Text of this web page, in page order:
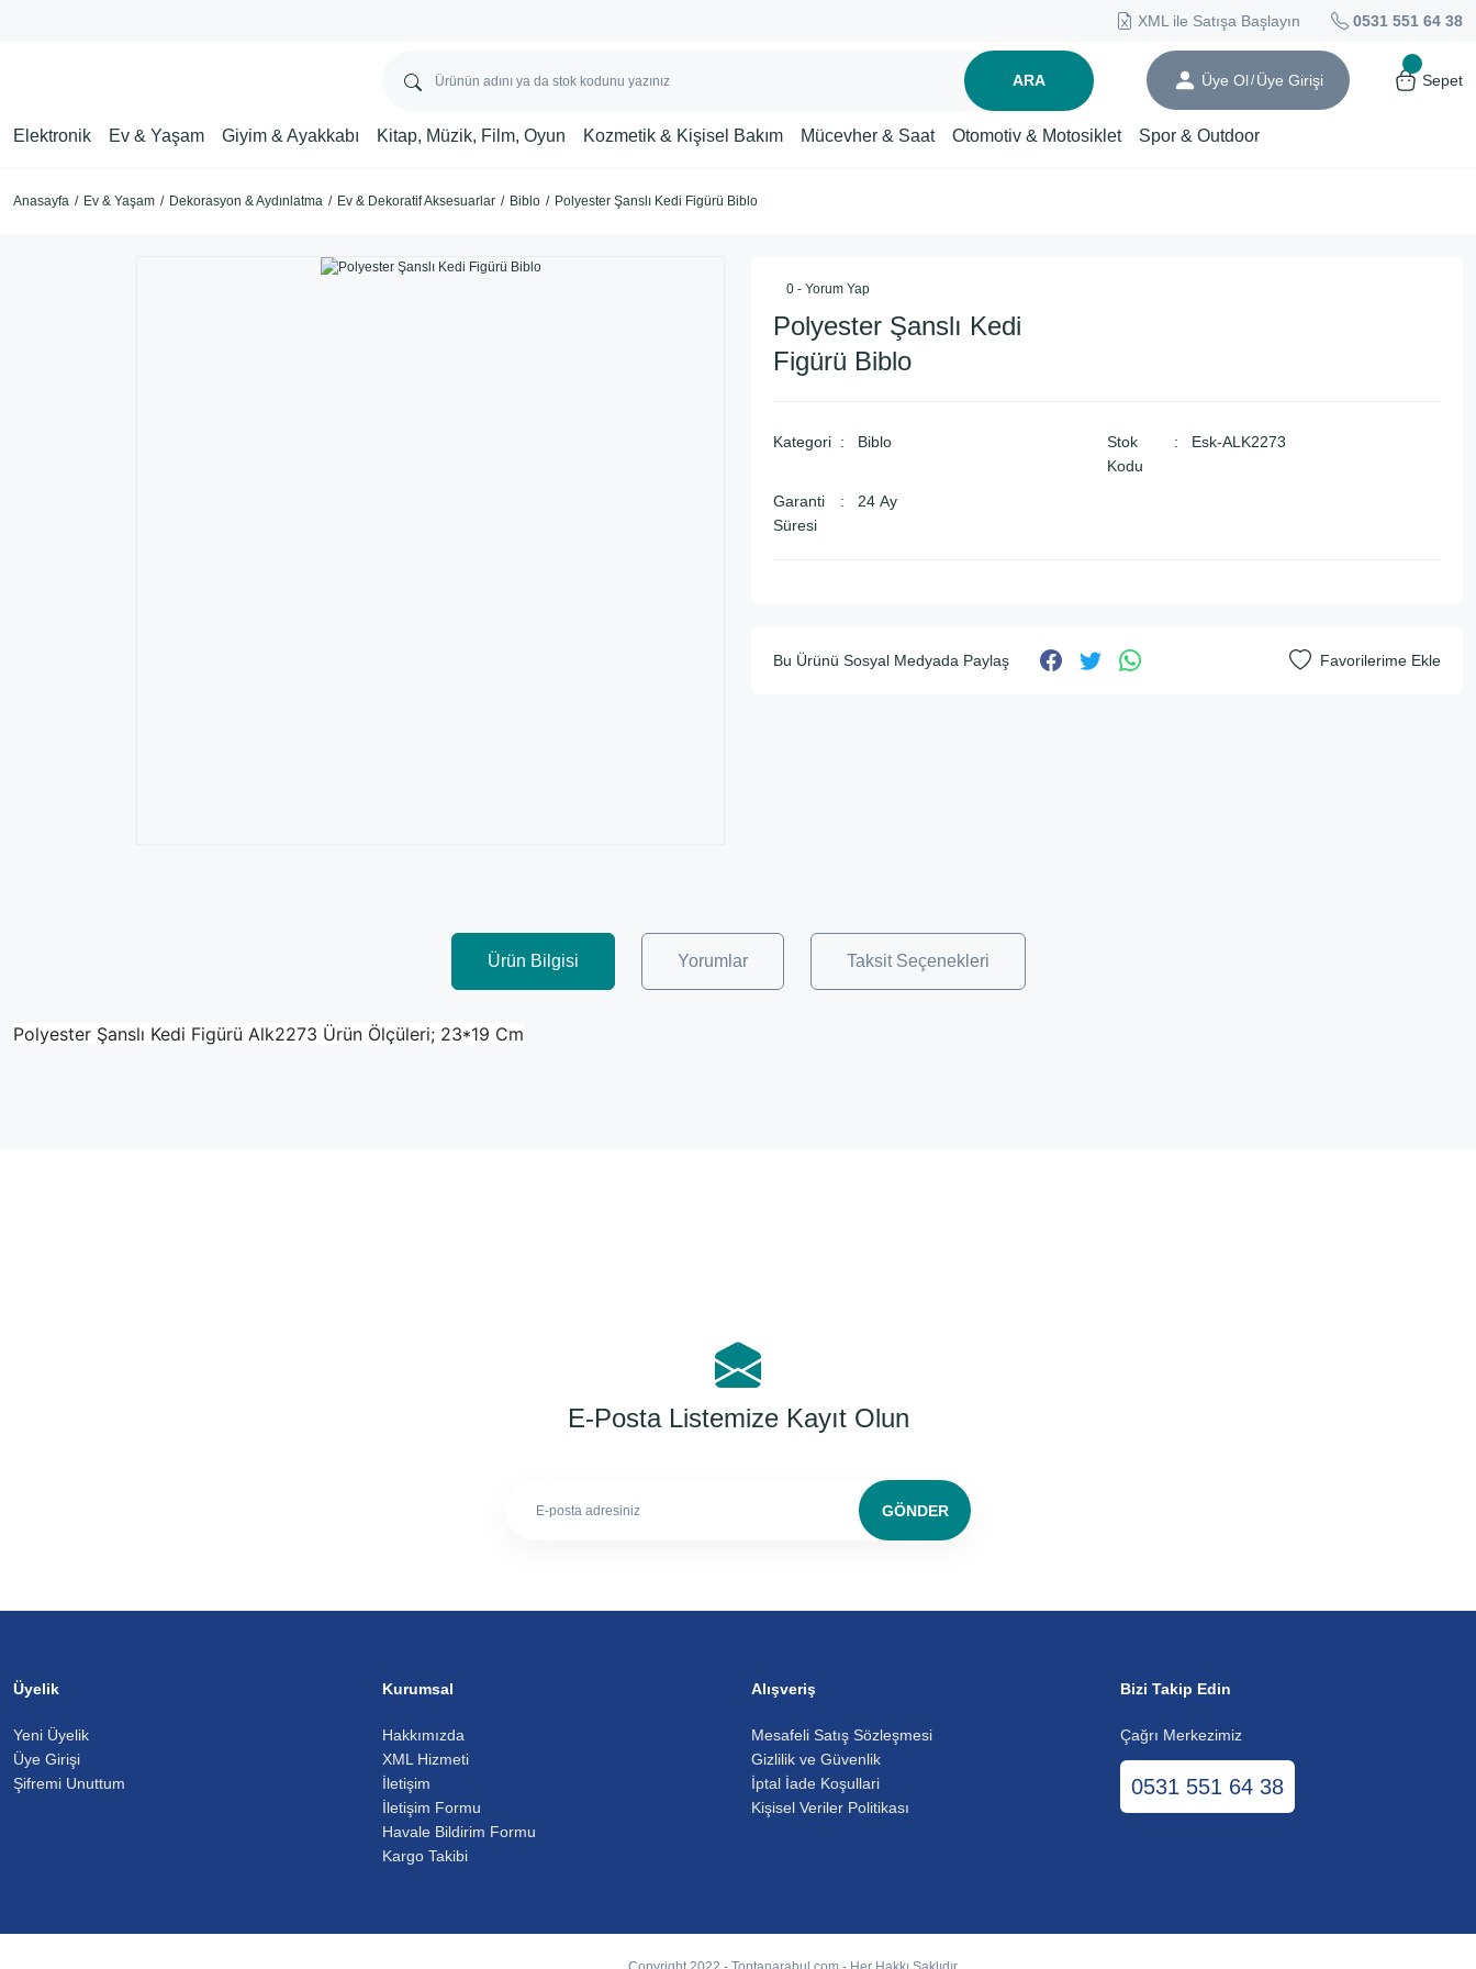
XML ile Satışa Başlayın 0531 551 64 38
ARA Üye Ol/ Üye Girişi Sepet
Elektronik Ev & Yaşam Giyim & Ayakkabı Kitap, Müzik, Film, Oyun Kozmetik & Kişisel Bakım Mücevher & Saat Otomotiv & Motosiklet Spor & Outdoor
Anasayfa Ev & Yaşam Dekorasyon & Aydınlatma Ev & Dekoratif Aksesuarlar Biblo Polyester Şanslı Kedi Figürü Biblo
0 - Yorum Yap
Polyester Şanslı Kedi
Figürü Biblo
Kategori Biblo
Stok
Kodu
Esk-ALK2273
Garanti
Süresi
24 Ay
Bu Ürünü Sosyal Medyada Paylaş
Ürün Bilgisi Yorumlar Taksit Seçenekleri
Polyester Şanslı Kedi Figürü Alk2273 Ürün Ölçüleri; 23*19 Cm
E-Posta Listemize Kayıt Olun
GÖNDER
Üyelik
Yeni Üyelik
Üye Girişi
Şifremi Unuttum
Kurumsal
Hakkımızda
XML Hizmeti
İletişim
İletişim Formu
Havale Bildirim Formu
Kargo Takibi
Alışveriş
Mesafeli Satış Sözleşmesi
Gizlilik ve Güvenlik
İptal İade Koşullari
Kişisel Veriler Politikası
Bizi Takip Edin
Çağrı Merkezimiz
0531 551 64 38